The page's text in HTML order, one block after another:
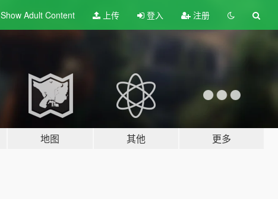
Show Adult Content 上传 登入 注册
地图 其他 更多